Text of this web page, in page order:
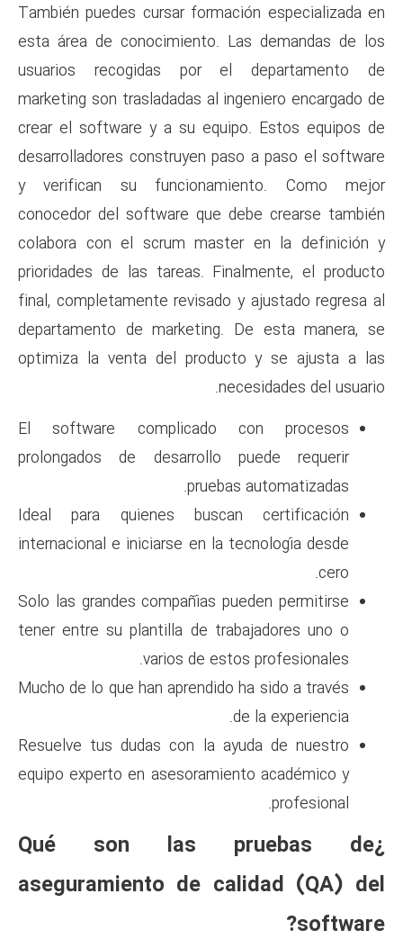
También puedes cursar
esta área de conocimiento.
usuarios recogidas por
marketing son trasladadas al
crear el software y a su
desarrolladores construyen
y verifican su
conocedor del software que
colabora con el scrum
prioridades de las tareas.
final, completamente
departamento de
optimiza la venta del
El software complicado
prolongados de desarrollo
Ideal para quienes
internacional e iniciarse en la
Solo las grandes compañías
tener entre su plantilla de
varios de
Mucho de lo que han
Resuelve tus dudas con la
equipo experto en
¿Qué son las
aseguramiento de